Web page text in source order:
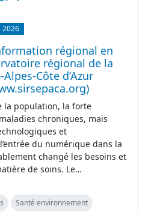
2026
régional en
régional de la
Côte d’Azur
la population, la forte
chroniques, mais
et
du numérique dans la
changé les besoins et
de soins. Le…
Santé environnement